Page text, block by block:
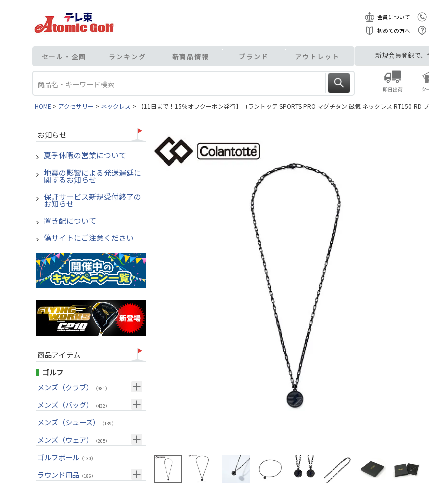
会員について
初めての方へ
セール・企画 ランキング 新商品情報 ブランド アウトレット 新規会員登録で、
HOME アクセサリー ネックレス 【11日まで！15％オフクーポン発行】コラントッテ SPORTS PRO マグチタン 磁気 ネックレス RT150-RD
お知らせ
夏季休暇の営業について
地震の影響による発送遅延に
関するお知らせ
保証サービス新規受付終了の
お知らせ
置き配について
偽サイトにご注意ください
商品アイテム
ゴルフ
メンズ（クラブ）
（981）
クラブセット(右用)（24）
ドライバー(右用)
フェアウェイウッド(右用)
メンズ（バッグ） （432）
キャディバッグ（211）
ボストンバッグ
トートバッグ
メンズ（シューズ） （139）
メンズ（ウェア） （205）
トップス（55）
ボトムス（26）
ゴルフボール （130）
ラウンド用品 （186）